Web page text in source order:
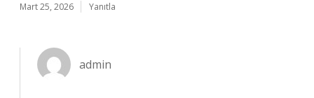
Mart 25, 2026 Yanıtla
admin